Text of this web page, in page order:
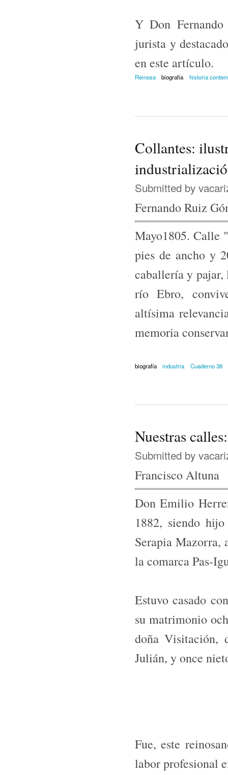
Y Don Fernando
jurista y
en este artículo.
Reinosa biografía historia
Collantes:
Submitted by
Fernando Ruiz
Mayo1805. Calle
pies de ancho y
caballería y
río Ebro,
altísima
memoria
biografía industria Cuaderno 38
Nuestras
Submitted by
Francisco Altuna
Don Emilio
1882, siendo
Serapia Mazorra,
la comarca Pas-
Estuvo casado
su matrimonio
doña Visitación,
Julián, y once
Fue, este
labor profesional